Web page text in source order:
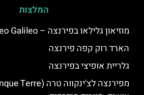
המלצות
מוזיאון גלילאו בפירנצה – Museo Galileo
הארד רוק קפה פירנצה
גלריית אופיצי בפירנצה